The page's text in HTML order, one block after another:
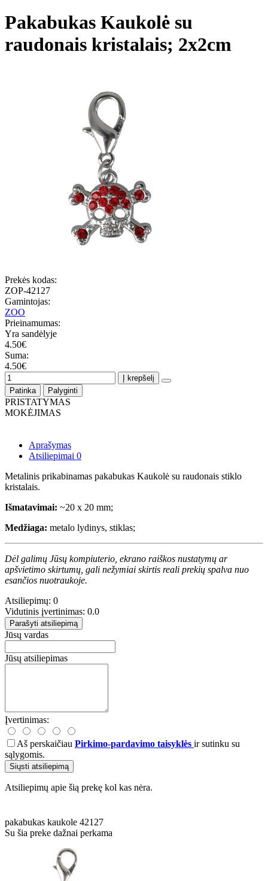
Pakabukas Kaukolė su
raudonais kristalais; 2x2cm
Prekės kodas:
ZOP-42127
Gamintojas:
ZOO
Prieinamumas:
Yra sandėlyje
4.50€
Suma:
4.50€
Į krepšelį
Patinka
Palyginti
PRISTATYMAS
MOKĖJIMAS
Aprašymas
Atsiliepimai 0
Metalinis prikabinamas pakabukas Kaukolė su raudonais stiklo
kristalais.
Išmatavimai: ~20 x 20 mm;
Medžiaga: metalo lydinys, stiklas;
Dėl galimų Jūsų kompiuterio, ekrano raiškos nustatymų ar
apšvietimo skirtumų, gali nežymiai skirtis reali prekių spalva nuo
esančios nuotraukoje.
Atsiliepimų: 0
Vidutinis įvertinimas: 0.0
Parašyti atsiliepimą
Jūsų vardas
Jūsų atsiliepimas
Įvertinimas:
Aš perskaičiau Pirkimo-pardavimo taisyklės ir sutinku su
sąlygomis.
Siųsti atsiliepimą
Atsiliepimų apie šią prekę kol kas nėra.
pakabukas kaukole 42127
Su šia preke dažnai perkama